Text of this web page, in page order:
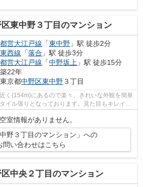
区東中野３丁目のマンション
都営大江戸線 「東中野 」駅 徒歩2分
東西線 「落合 」駅 徒歩3分
都営大江戸線 「中野坂上 」駅 徒歩15分
築22年
東京都中野区東中野３丁目
く(154m)にあるので楽々。きれいな外観を簡単
イル張りとなっております。見た目もキレイで
にも推奨...
室情報がありません。
中野３丁目のマンション」への
問い合わせはこちら
区中央２丁目のマンション